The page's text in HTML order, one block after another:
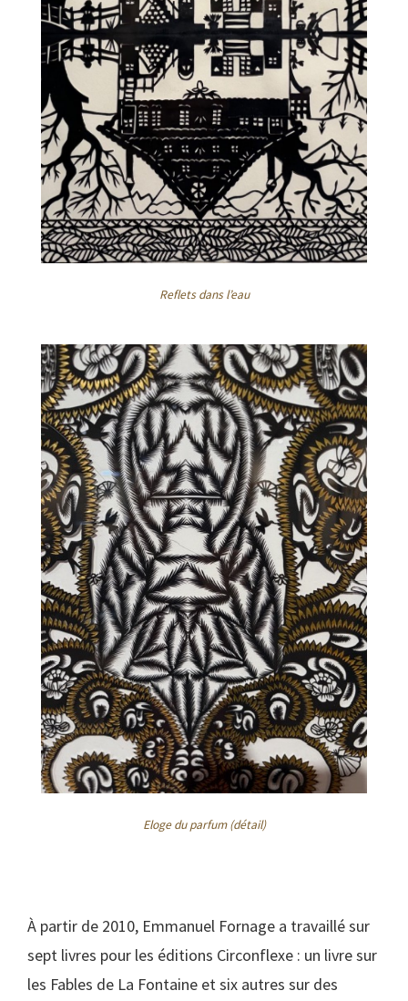
Reflets dans l’eau
Eloge du parfum (détail)
À partir de 2010, Emmanuel Fornage a travaillé sur
sept livres pour les éditions Circonflexe : un livre sur
les Fables de La Fontaine et six autres sur des